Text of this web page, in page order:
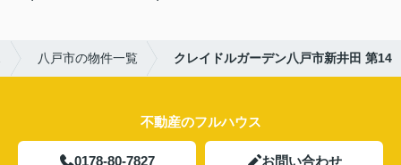
八戸市の物件一覧 クレイドルガーデン八戸市新井田 第14
不動産のフルハウス
0178-80-7827 お問い合わせ